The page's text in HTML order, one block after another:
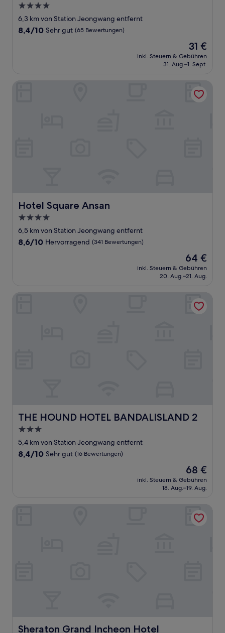
4.0-
Sterne-
Unterkunft
6,3 km von Station Jeongwang entfernt
8.4
Bewertungen)
8,4/10 Sehr gut (65 Bewertungen)
Der
Preis
beträgt
31 €
inkl. Steuern & Gebühren
31. Aug.–1. Sept.
Hotel Square Ansan
Hotel Square Ansan
4.0-
Sterne-
Unterkunft
6,5 km von Station Jeongwang entfernt
8.6
8,6/10 Hervorragend (341 Bewertungen)
Der
Preis
beträgt
64 €
inkl. Steuern & Gebühren
20. Aug.–21. Aug.
THE HOUND HOTEL BANDALISLAND 2
THE HOUND HOTEL BANDALISLAND 2
3.0-
Sterne-
Unterkunft
5,4 km von Station Jeongwang entfernt
8.4
Bewertungen)
8,4/10 Sehr gut (16 Bewertungen)
Der
Preis
beträgt
68 €
inkl. Steuern & Gebühren
18. Aug.–19. Aug.
Sheraton Grand Incheon Hotel
Sheraton Grand Incheon Hotel